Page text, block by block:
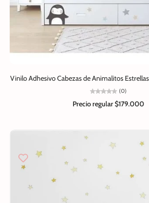
Vinilo Adhesivo Cabezas de Animalitos
(0)
Precio regular$179.000